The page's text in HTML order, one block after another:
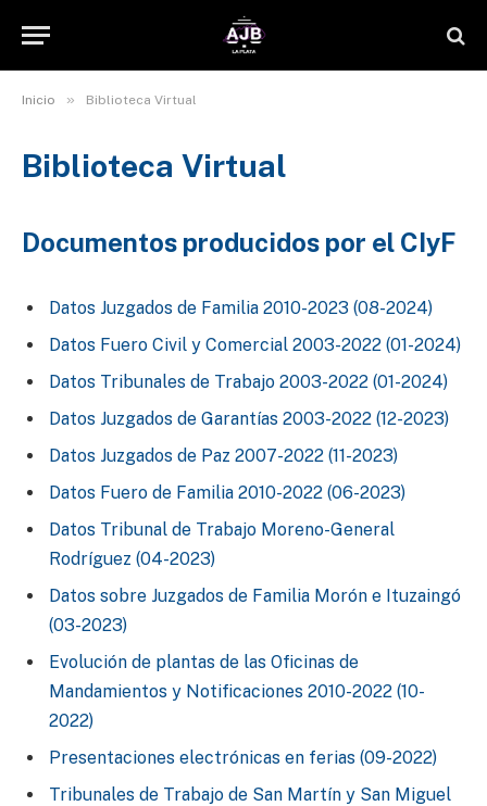
Inicio » Biblioteca Virtual
Biblioteca Virtual
Documentos producidos por el CIyF
Datos Juzgados de Familia 2010-2023 (08-2024)
Datos Fuero Civil y Comercial 2003-2022 (01-2024)
Datos Tribunales de Trabajo 2003-2022 (01-2024)
Datos Juzgados de Garantías 2003-2022 (12-2023)
Datos Juzgados de Paz 2007-2022 (11-2023)
Datos Fuero de Familia 2010-2022 (06-2023)
Datos Tribunal de Trabajo Moreno-General
Rodríguez (04-2023)
Datos sobre Juzgados de Familia Morón e Ituzaingó
(03-2023)
Evolución de plantas de las Oficinas de
Mandamientos y Notificaciones 2010-2022 (10-
2022)
Presentaciones electrónicas en ferias (09-2022)
Tribunales de Trabajo de San Martín y San Miguel